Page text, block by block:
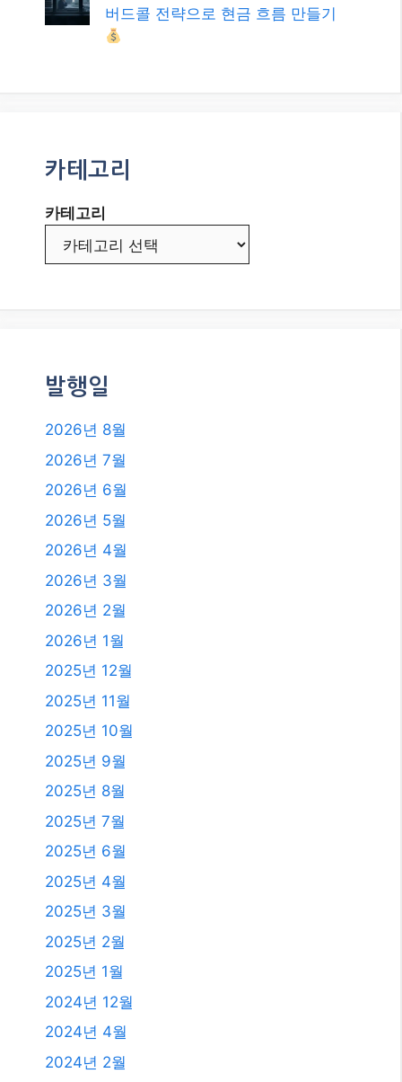
버드콜 전략으로 현금 흐름 만들기
카테고리
카테고리
발행일
2026년 8월
2026년 7월
2026년 6월
2026년 5월
2026년 4월
2026년 3월
2026년 2월
2026년 1월
2025년 12월
2025년 11월
2025년 10월
2025년 9월
2025년 8월
2025년 7월
2025년 6월
2025년 4월
2025년 3월
2025년 2월
2025년 1월
2024년 12월
2024년 4월
2024년 2월